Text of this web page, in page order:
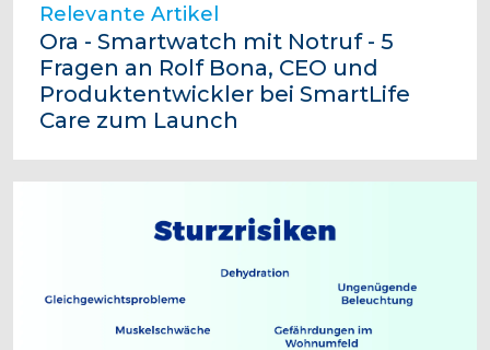
Relevante Artikel
Ora - Smartwatch mit Notruf - 5
Fragen an Rolf Bona, CEO und
Produktentwickler bei SmartLife
Care zum Launch